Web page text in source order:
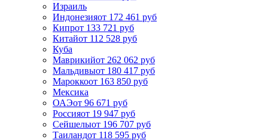
Израиль
Индонезияот 172 461 руб
Кипрот 133 721 руб
Китайот 112 528 руб
Куба
Маврикийот 262 062 руб
Мальдивыот 180 417 руб
Мароккоот 163 850 руб
Мексика
ОАЭот 96 671 руб
Россияот 19 947 руб
Сейшелыот 196 707 руб
Таиландот 118 595 руб